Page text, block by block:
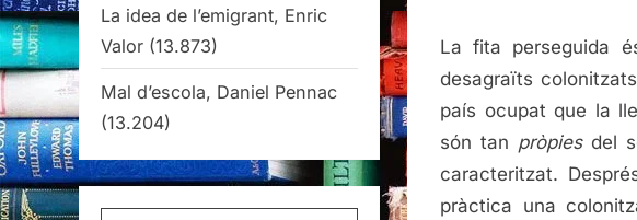
La fita perseguida
desagraïts
país ocupat que la
són tan pròpiesdel
caracteritzat.
pràctica una
La idea de l’emigrant, Enric
Valor (13.873)
Mal d’escola, Daniel Pennac
(13.204)